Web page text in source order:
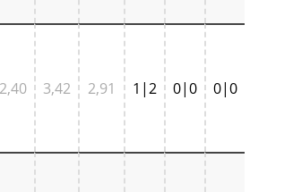
2,40 3,42 2,91 1|2 0|0 0|0